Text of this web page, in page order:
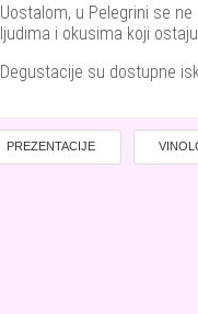
Uostalom, u Pelegrini se
ljudima i okusima koji ostaju.
Degustacije su dostupne
PREZENTACIJE